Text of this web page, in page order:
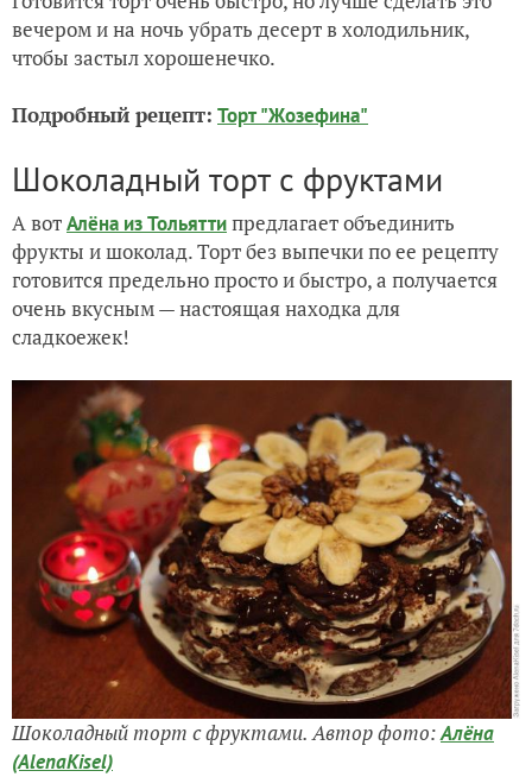
вечером и на ночь убрать десерт в холодильник,
чтобы застыл хорошенечко.
Подробный рецепт: Торт "Жозефина"
Шоколадный торт с фруктами
А вотАлёна из Тольяттипредлагает объединить
фрукты и шоколад. Торт без выпечки по ее рецепту
готовится предельно просто и быстро, а получается
очень вкусным — настоящая находка для
сладкоежек!
Шоколадный торт с фруктами. Автор фото:Алёна
(AlenaKisel)